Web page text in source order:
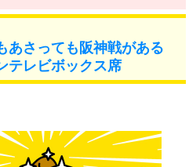
あさっても阪神戦がある
テレビボックス席